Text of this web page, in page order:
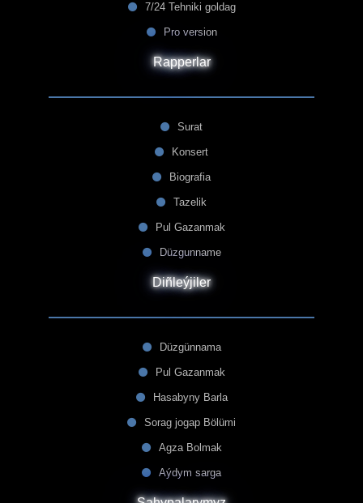
7/24 Tehniki goldag
Pro version
Rapperlar
Surat
Konsert
Biografia
Tazelik
Pul Gazanmak
Düzgunname
Diñleýjiler
Düzgünnama
Pul Gazanmak
Hasabyny Barla
Sorag jogap Bölümi
Agza Bolmak
Aýdym sarga